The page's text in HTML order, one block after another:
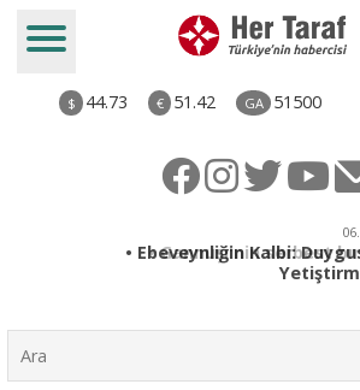
$ 44.73 € 51.42 GA 51500
• Ebeveynliğin Kalbi: